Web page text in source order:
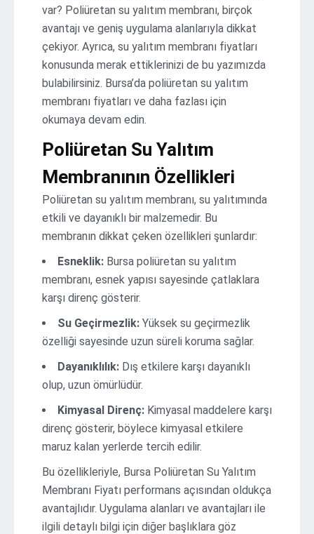
var? Poliüretan su yalıtım membranı, birçok
avantajı ve geniş uygulama alanlarıyla dikkat
çekiyor. Ayrıca, su yalıtım membranı fiyatları
konusunda merak ettiklerinizi de bu yazımızda
bulabilirsiniz. Bursa’da poliüretan su yalıtım
membranı fiyatları ve daha fazlası için
okumaya devam edin.
Poliüretan Su Yalıtım
Membranının Özellikleri
Poliüretan su yalıtım membranı, su yalıtımında
etkili ve dayanıklı bir malzemedir. Bu
membranın dikkat çeken özellikleri şunlardır:
Esneklik: Bursa poliüretan su yalıtım
membranı, esnek yapısı sayesinde çatlaklara
karşı direnç gösterir.
Su Geçirmezlik: Yüksek su geçirmezlik
özelliği sayesinde uzun süreli koruma sağlar.
Dayanıklılık: Dış etkilere karşı dayanıklı
olup, uzun ömürlüdür.
Kimyasal Direnç: Kimyasal maddelere karşı
direnç gösterir, böylece kimyasal etkilere
maruz kalan yerlerde tercih edilir.
Bu özellikleriyle, Bursa Poliüretan Su Yalıtım
Membranı Fiyatı performans açısından oldukça
avantajlıdır. Uygulama alanları ve avantajları ile
ilgili detaylı bilgi için diğer başlıklara göz